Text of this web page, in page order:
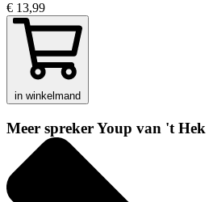
€ 13,99
in winkelmand
Meer spreker Youp van 't Hek